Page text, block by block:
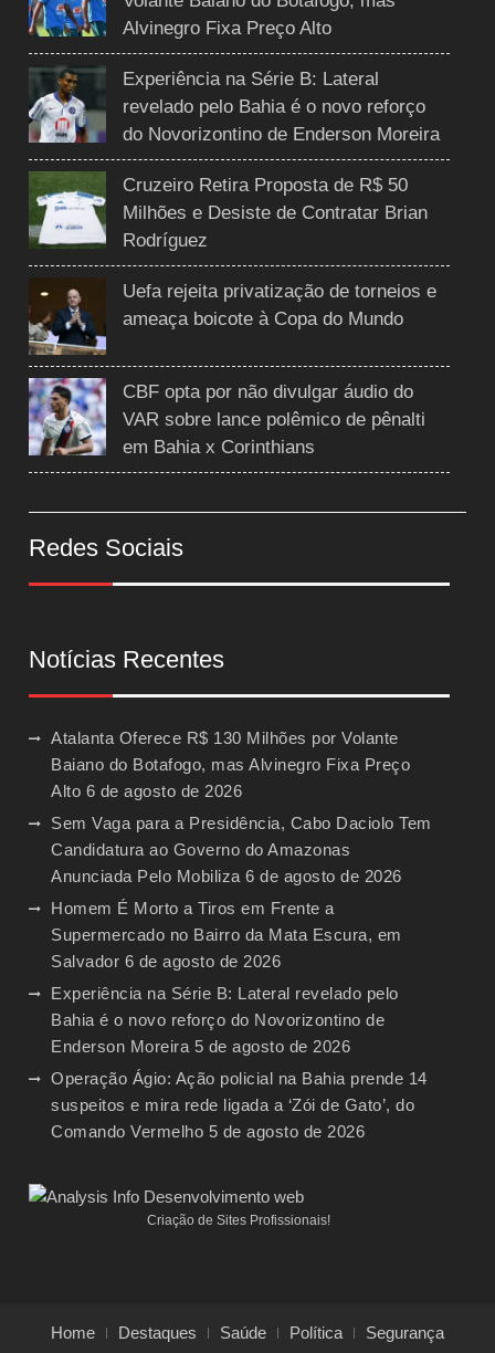
Alvinegro Fixa Preço Alto
Experiência na Série B: Lateral
revelado pelo Bahia é o novo reforço
do Novorizontino de Enderson Moreira
Cruzeiro Retira Proposta de R$ 50
Milhões e Desiste de Contratar Brian
Rodríguez
Uefa rejeita privatização de torneios e
ameaça boicote à Copa do Mundo
CBF opta por não divulgar áudio do
VAR sobre lance polêmico de pênalti
em Bahia x Corinthians
Redes Sociais
Notícias Recentes
Atalanta Oferece R$ 130 Milhões por Volante
Baiano do Botafogo, mas Alvinegro Fixa Preço
Alto 6 de agosto de 2026
Sem Vaga para a Presidência, Cabo Daciolo Tem
Candidatura ao Governo do Amazonas
Anunciada Pelo Mobiliza 6 de agosto de 2026
Homem É Morto a Tiros em Frente a
Supermercado no Bairro da Mata Escura, em
Salvador 6 de agosto de 2026
Experiência na Série B: Lateral revelado pelo
Bahia é o novo reforço do Novorizontino de
Enderson Moreira 5 de agosto de 2026
Operação Ágio: Ação policial na Bahia prende 14
suspeitos e mira rede ligada a ‘Zói de Gato’, do
Comando Vermelho 5 de agosto de 2026
Criação de Sites Profissionais!
Home Destaques Saúde Política
Segurança